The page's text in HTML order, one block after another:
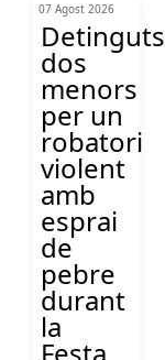
07 Agost 2026
Detinguts
dos
menors
per un
robatori
violent
amb
esprai
de
pebre
durant
la